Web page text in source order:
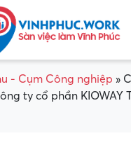
- Cụm Công nghiệp »
ty cổ phần KIOWAY